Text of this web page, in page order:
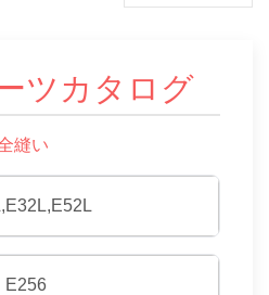
ツカタログ
縫い
E256